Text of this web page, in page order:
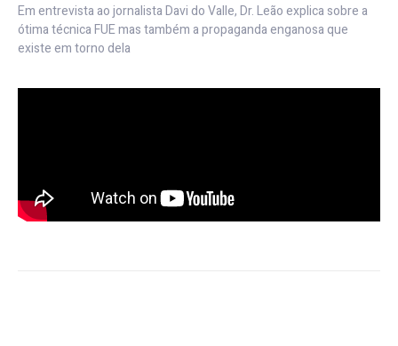
Em entrevista ao jornalista Davi do Valle, Dr. Leão explica sobre a
ótima técnica FUE mas também a propaganda enganosa que
existe em torno dela